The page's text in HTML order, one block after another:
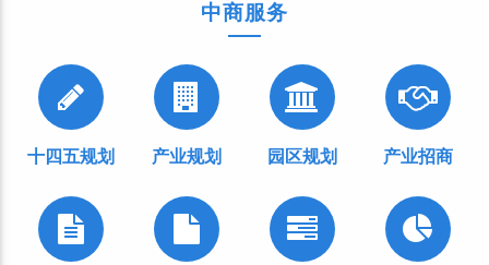
中商服务
十四五规划 产业规划 园区规划 产业招商